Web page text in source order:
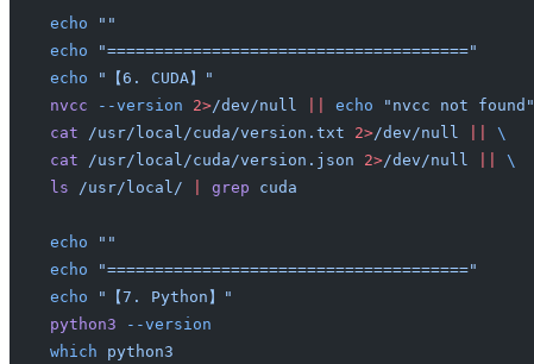
echo ""
echo "======================================"
echo "【6. CUDA】"
nvcc --version 2>/dev/null echo "nvcc not found"
cat /usr/local/cuda/version.txt 2>/dev/null
\
cat /usr/local/cuda/version.json 2>/dev/null
\
ls /usr/local/ grep cuda
echo ""
echo "======================================"
echo "【7. Python】"
python3 --version
which python3